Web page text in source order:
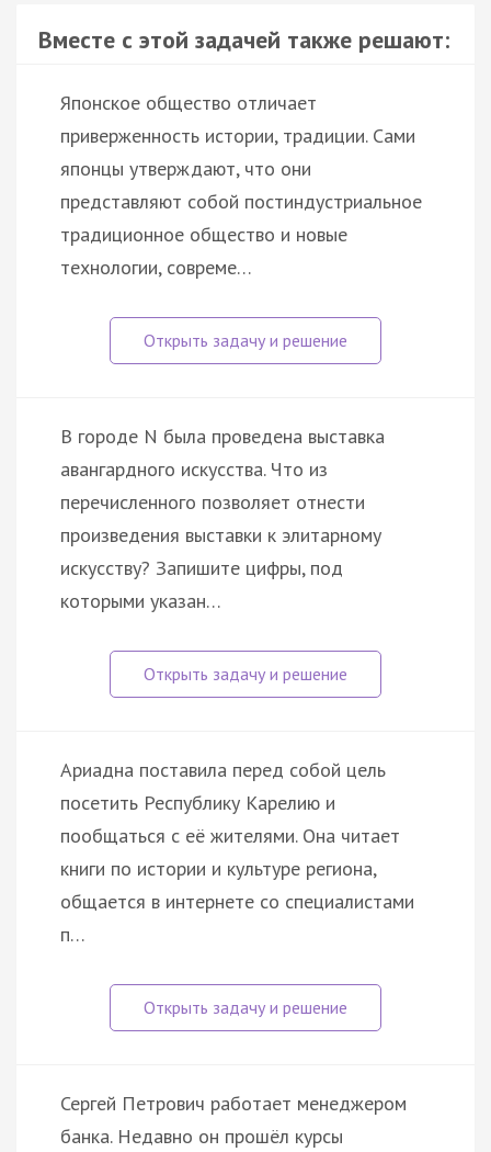
Вместе с этой задачей также решают:
Японское общество отличает
приверженность истории, традиции. Сами
японцы утверждают, что они
представляют собой постиндустриальное
традиционное общество и новые
технологии, совреме…
В городе N была проведена выставка
авангардного искусства. Что из
перечисленного позволяет отнести
произведения выставки к элитарному
искусству? Запишите цифры, под
которыми указан…
Ариадна поставила перед собой цель
посетить Республику Карелию и
пообщаться с её жителями. Она читает
книги по истории и культуре региона,
общается в интернете со специалистами
п…
Сергей Петрович работает менеджером
банка. Недавно он прошёл курсы